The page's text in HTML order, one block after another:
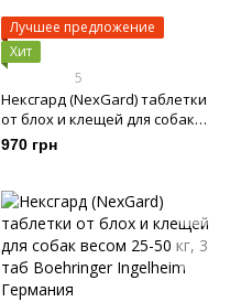
Лучшее предложение
Хит
5
Нексгард (NexGard) таблетки
от блох и клещей для собак
весом 10-25 кг, 3 таб
970 грн